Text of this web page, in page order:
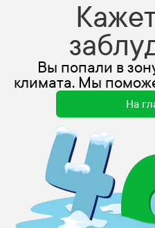
Вы попали в
климата. Мы
На